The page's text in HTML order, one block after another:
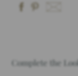
Complete the